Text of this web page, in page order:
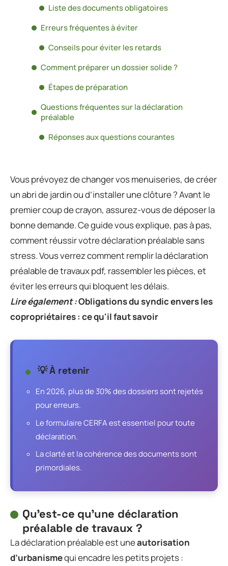
Liste des documents obligatoires
Erreurs fréquentes à éviter
Conseils pour éviter les retards
Comment préparer un dossier solide ?
Étapes de préparation
Questions fréquentes sur la déclaration
préalable
Réponses aux questions courantes
Vous prévoyez de changer vos menuiseries, de créer
un abri de jardin ou d’installer une clôture ? Avant le
premier coup de crayon, assurez-vous de déposer la
bonne demande. Ce guide vous explique, pas à pas,
comment réussir votre déclaration préalable sans
stress. Vous verrez comment remplir la déclaration
préalable de travaux pdf, rassembler les pièces, et
éviter les erreurs qui bloquent les délais.
Lire également :Obligations du syndic envers les
copropriétaires : ce qu'il faut savoir
💡 À retenir
En 2026, plus de 30% des dossiers sont rejetés
pour erreurs.
Le formulaire CERFA est essentiel pour toute
déclaration.
La clarté et la cohérence des documents sont
primordiales.
Qu’est-ce qu’une déclaration
préalable de travaux ?
La déclaration préalable est uneautorisation
d’urbanismequi encadre les petits projets :